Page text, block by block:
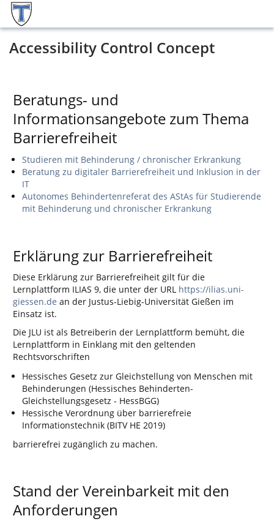
Accessibility Control Concept
Beratungs- und
Informationsangebote zum Thema
Barrierefreiheit
Studieren mit Behinderung / chronischer Erkrankung
Beratung zu digitaler Barrierefreiheit und Inklusion in der
IT
Autonomes Behindertenreferat des AStAs für Studierende
mit Behinderung und chronischer Erkrankung
Erklärung zur Barrierefreiheit
Diese Erklärung zur Barrierefreiheit gilt für die
Lernplattform ILIAS 9, die unter der URL https://ilias.uni-
giessen.de an der Justus-Liebig-Universität Gießen im
Einsatz ist.
Die JLU ist als Betreiberin der Lernplattform bemüht, die
Lernplattform in Einklang mit den geltenden
Rechtsvorschriften
Hessisches Gesetz zur Gleichstellung von Menschen mit
Behinderungen (Hessisches Behinderten-
Gleichstellungsgesetz - HessBGG)
Hessische Verordnung über barrierefreie
Informationstechnik (BITV HE 2019)
barrierefrei zugänglich zu machen.
Stand der Vereinbarkeit mit den
Anforderungen